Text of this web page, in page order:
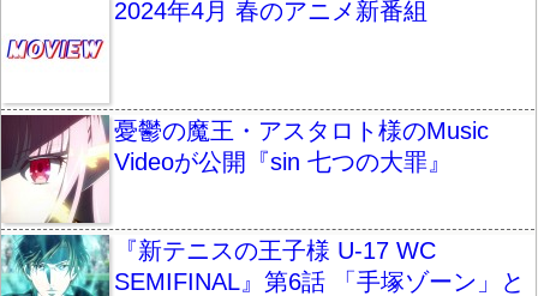
2024年4月 春のアニメ新番組
憂鬱の魔王・アスタロト様のMusic
Videoが公開『sin 七つの大罪』
『新テニスの王子様 U-17 WC
SEMIFINAL』第6話 「手塚ゾーン」と